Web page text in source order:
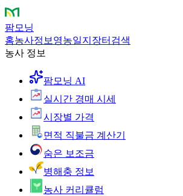
팜모닝
홈농사정보 영농일지 장터 검색
농사 정보
팜모닝 AI
실시간 경매 시세
시장별 가격
면적 직불금 계산기
숨은 보조금
병해충 정보
농사 커리큘럼